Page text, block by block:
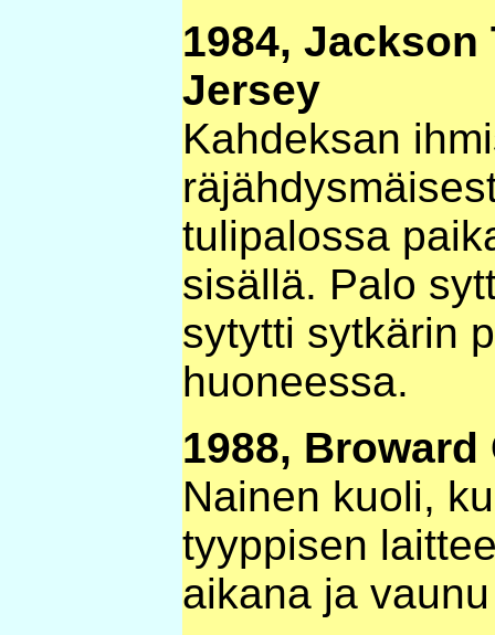
1984, Jackson
Jersey
Kahdeksan
tulipalossa
sisällä. Palo
sytytti sytkärin
huoneessa.
1988,
Nainen kuoli,
tyyppisen
aikana ja